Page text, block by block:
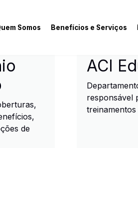
Somos Benefícios e Serviços
de
ACI
responsável
treinamentos